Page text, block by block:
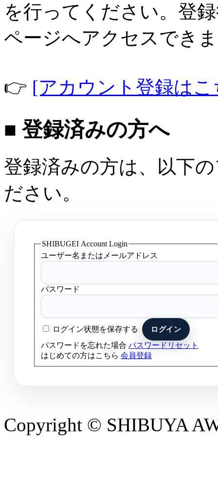
を行ってください。登
ページへアクセスでき
👉 [アカウント登録は
■ 登録済みの方へ
登録済みの方は、以下
ださい。
SHIBUGEI Account Login
ユーザー名またはメールアドレス
パスワード
ログイン状態を保存する
パスワードを忘れた場合パスワードリセット
はじめての方はこちら会員登録
Copyright © SHIBUYA